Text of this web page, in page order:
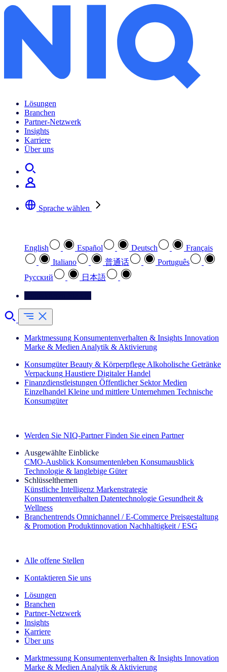
Lösungen
Branchen
Partner-Netzwerk
Insights
Karriere
Über uns
Sprache wählen
English Español Deutsch
Français
Italiano
普通话
Português
Pусский
日本語
Marktmessung Konsumentenverhalten & Insights Innovation
Marke & Medien Analytik & Aktivierung
Konsumgüter Beauty & Körperpflege Alkoholische Getränke
Verpackung Haustiere Digitaler Handel
Finanzdienstleistungen Öffentlicher Sektor Medien
Einzelhandel Kleine und mittlere Unternehmen Technische
Konsumgüter
Werden Sie NIQ-Partner Finden Sie einen Partner
Ausgewählte Einblicke
CMO‑Ausblick Konsumentenleben Konsumausblick
Technologie & langlebige Güter
Schlüsselthemen
Künstliche Intelligenz Markenstrategie
Konsumentenverhalten Datentechnologie Gesundheit &
Wellness
Branchentrends Omnichannel / E‑Commerce Preisgestaltung
& Promotion Produktinnovation Nachhaltigkeit / ESG
Alle offene Stellen
Kontaktieren Sie uns
Lösungen
Branchen
Partner-Netzwerk
Insights
Karriere
Über uns
Marktmessung Konsumentenverhalten & Insights Innovation
Marke & Medien Analytik & Aktivierung